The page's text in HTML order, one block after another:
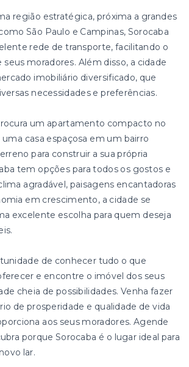
região estratégica, próxima a grandes
São Paulo e Campinas, Sorocaba
rede de transporte, facilitando o
moradores. Além disso, a cidade
imobiliário diversificado, que
necessidades e preferências.
um apartamento compacto no
casa espaçosa em um bairro
para construir a sua própria
tem opções para todos os gostos e
agradável, paisagens encantadoras
em crescimento, a cidade se
excelente escolha para quem deseja
de conhecer tudo o que
e encontre o imóvel dos seus
cheia de possibilidades. Venha fazer
de prosperidade e qualidade de vida
aos seus moradores. Agende
porque Sorocaba é o lugar ideal para
lar.